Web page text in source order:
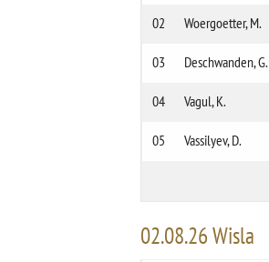
02 Woergoetter, M.
03 Deschwanden, G.
04 Vagul, K.
05 Vassilyev, D.
02.08.26 Wisla